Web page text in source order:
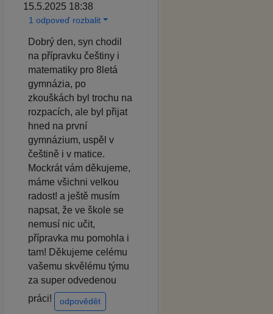
15.5.2025 18:38
1 odpoveď rozbalit
Dobrý den, syn chodil
na přípravku češtiny i
matematiky pro 8letá
gymnázia, po
zkouškách byl trochu na
rozpacích, ale byl přijat
hned na první
gymnázium, uspěl v
češtině i v matice.
Mockrát vám děkujeme,
máme všichni velkou
radost! a ještě musím
napsat, že ve škole se
nemusí nic učit,
přípravka mu pomohla i
tam! Děkujeme celému
vašemu skvělému týmu
za super odvedenou
práci!
odpovědět